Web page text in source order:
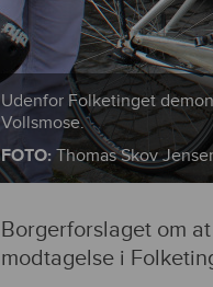
Udenfor Folketinget
Vollsmose.
FOTO: Thomas Skov
Borgerforslaget om
modtagelse i